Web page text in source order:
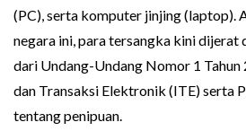
(PC), serta komputer jinjing (laptop).
negara ini, para tersangka kini dijerat
dari Undang-Undang Nomor 1
dan Transaksi Elektronik (ITE) serta
tentang penipuan.